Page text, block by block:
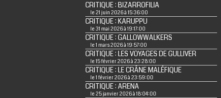
CRITIQUE : BIZARROFILIA
le 21 juin 2026 à 15:36:00
CRITIQUE : KARUPPU
le 31 mai 2026 à 19:17:00
CRITIQUE : GALLOWWALKERS
le 1 mars 2026 à 19:57:00
CRITIQUE : LES VOYAGES DE GULLIVER
le 15 février 2026 à 23:28:00
CRITIQUE : LE CRÂNE MALÉFIQUE
le 1 février 2026 à 23:59:00
CRITIQUE : ARENA
le 25 janvier 2026 à 18:04:00